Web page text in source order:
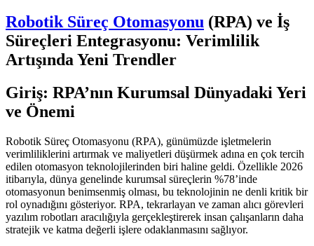
Robotik Süreç Otomasyonu (RPA) ve İş
Süreçleri Entegrasyonu: Verimlilik
Artışında Yeni Trendler
Giriş: RPA’nın Kurumsal Dünyadaki Yeri
ve Önemi
Robotik Süreç Otomasyonu (RPA), günümüzde işletmelerin
verimliliklerini artırmak ve maliyetleri düşürmek adına en çok tercih
edilen otomasyon teknolojilerinden biri haline geldi. Özellikle 2026
itibarıyla, dünya genelinde kurumsal süreçlerin %78’inde
otomasyonun benimsenmiş olması, bu teknolojinin ne denli kritik bir
rol oynadığını gösteriyor. RPA, tekrarlayan ve zaman alıcı görevleri
yazılım robotları aracılığıyla gerçekleştirerek insan çalışanların daha
stratejik ve katma değerli işlere odaklanmasını sağlıyor.